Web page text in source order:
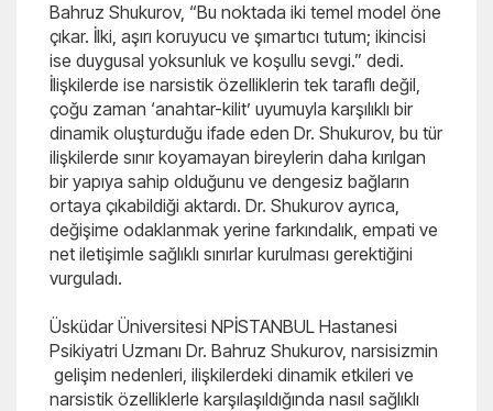
Bahruz Shukurov, “Bu noktada iki temel model öne
çıkar. İlki, aşırı koruyucu ve şımartıcı tutum; ikincisi
ise duygusal yoksunluk ve koşullu sevgi.” dedi.
İlişkilerde ise narsistik özelliklerin tek taraflı değil,
çoğu zaman ‘anahtar-kilit’ uyumuyla karşılıklı bir
dinamik oluşturduğu ifade eden Dr. Shukurov, bu tür
ilişkilerde sınır koyamayan bireylerin daha kırılgan
bir yapıya sahip olduğunu ve dengesiz bağların
ortaya çıkabildiği aktardı. Dr. Shukurov ayrıca,
değişime odaklanmak yerine farkındalık, empati ve
net iletişimle sağlıklı sınırlar kurulması gerektiğini
vurguladı.
Üsküdar Üniversitesi NPİSTANBUL Hastanesi
Psikiyatri Uzmanı Dr. Bahruz Shukurov, narsisizmin
gelişim nedenleri, ilişkilerdeki dinamik etkileri ve
narsistik özelliklerle karşılaşıldığında nasıl sağlıklı